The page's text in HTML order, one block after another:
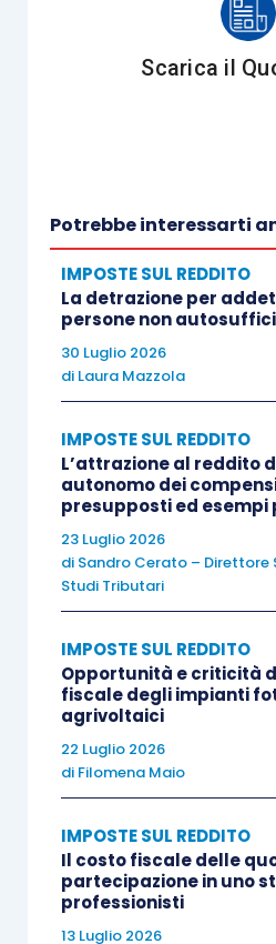
sostenute dal
dell’azienda
dipendente che
insmart workingsi
diretti ad
datore, la quota
consumi
esclusivo del datore
tassata in capo al
Circa la modalità di
dell’ammontare della
delle Entrate con la
chiarito che, qualora il
determinazione della
imposizione, i costi
nell’esclusivo interesse
devono essere
rimborso concorra alla
reddito di lavoro
Scarica il
Potrebbe interessarti
IMPOSTE SUL REDDITO
La detrazione per
persone non
30 Luglio 2026
di Laura Mazzola
IMPOSTE SUL REDDITO
L’attrazione al reddito
autonomo dei
presupposti ed esempi
23 Luglio 2026
di Sandro Cerato –
Studi Tributari
IMPOSTE SUL REDDITO
Opportunità e criticità
fiscale degli impianti
agrivoltaici
22 Luglio 2026
di Filomena Maio
IMPOSTE SUL REDDITO
Il costo fiscale delle
partecipazione in uno
professionisti
13 Luglio 2026